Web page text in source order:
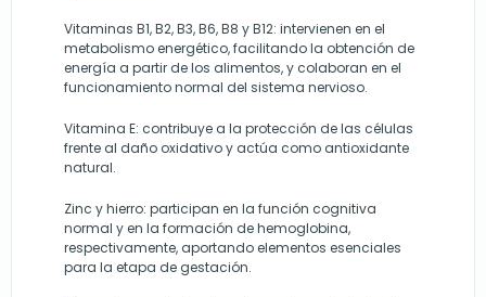
Vitaminas B1, B2, B3, B6, B8 y B12: intervienen en el
metabolismo energético, facilitando la obtención de
energía a partir de los alimentos, y colaboran en el
funcionamiento normal del sistema nervioso.
Vitamina E: contribuye a la protección de las células
frente al daño oxidativo y actúa como antioxidante
natural.
Zinc y hierro: participan en la función cognitiva
normal y en la formación de hemoglobina,
respectivamente, aportando elementos esenciales
para la etapa de gestación.